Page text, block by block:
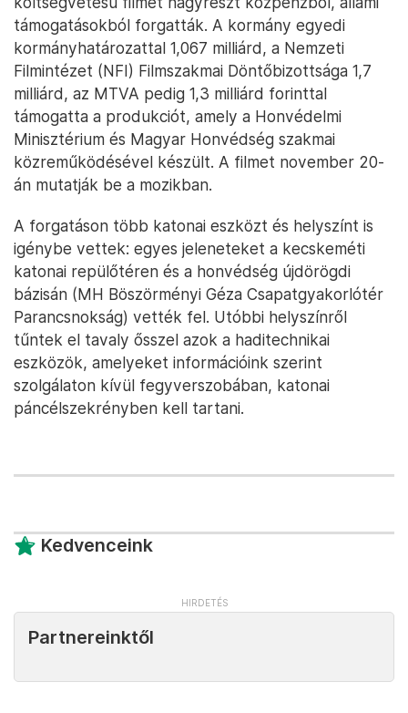
támogatásokból forgatták. A kormány egyedi
kormányhatározattal 1,067 milliárd, a Nemzeti
Filmintézet (NFI) Filmszakmai Döntőbizottsága 1,7
milliárd, az MTVA pedig 1,3 milliárd forinttal
támogatta a produkciót, amely a Honvédelmi
Minisztérium és Magyar Honvédség szakmai
közreműködésével készült. A filmet november 20-
án mutatják be a mozikban.
A forgatáson több katonai eszközt és helyszínt is
igénybe vettek: egyes jeleneteket a kecskeméti
katonai repülőtéren és a honvédség újdörögdi
bázisán (MH Böszörményi Géza Csapatgyakorlótér
Parancsnokság) vették fel. Utóbbi helyszínről
tűntek el tavaly ősszel azok a haditechnikai
eszközök, amelyeket információink szerint
szolgálaton kívül fegyverszobában, katonai
páncélszekrényben kell tartani.
Kedvenceink
Partnereinktől